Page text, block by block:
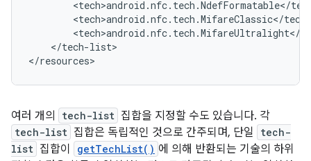
</tech-list>
</resources>
여러 개의 tech-list 집합을 지정할 수도 있습니다. 각
tech-list 집합은 독립적인 것으로 간주되며, 단일
tech-
list 집합이 getTechList() 에 의해 반환되는 기술의 하위